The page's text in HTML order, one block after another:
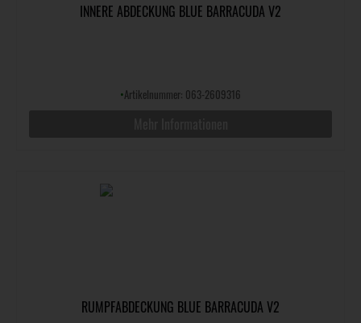
INNERE ABDECKUNG BLUE BARRACUDA V2
•Artikelnummer: 063-2609316
RUMPFABDECKUNG BLUE BARRACUDA V2